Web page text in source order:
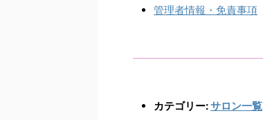
管理者情報・免責事項
カテゴリー:サロン一覧